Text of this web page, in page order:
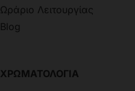
Ωράριο Λειτουργίας
Blog
ΧΡΩΜΑΤΟΛΟΓΙΑ